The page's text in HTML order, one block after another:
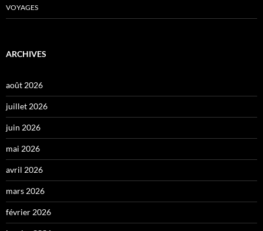
VOYAGES
ARCHIVES
août 2026
juillet 2026
juin 2026
mai 2026
avril 2026
mars 2026
février 2026